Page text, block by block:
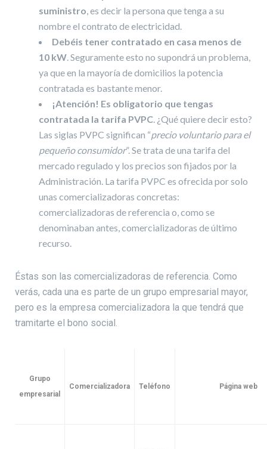
suministro , es decir la persona que tenga a su
nombre el contrato de electricidad.
Debéis tener contratado en casa menos de
10 kW . Seguramente esto no supondrá un problema,
ya que en la mayoría de domicilios la potencia
contratada es bastante menor.
¡Atención! Es obligatorio que tengas
contratada la tarifa PVPC . ¿Qué quiere decir esto?
Las siglas PVPC significan “precio voluntario para el
pequeño consumidor”. Se trata de una tarifa del
mercado regulado y los precios son fijados por la
Administración. La tarifa PVPC es ofrecida por solo
unas comercializadoras concretas:
comercializadoras de referencia o, como se
denominaban antes, comercializadoras de último
recurso.
Éstas son las comercializadoras de referencia. Como
verás, cada una es parte de un grupo empresarial mayor,
pero es la empresa comercializadora la que tendrá que
tramitarte el bono social.
Grupo
empresarial
Comercializadora Teléfono Página web